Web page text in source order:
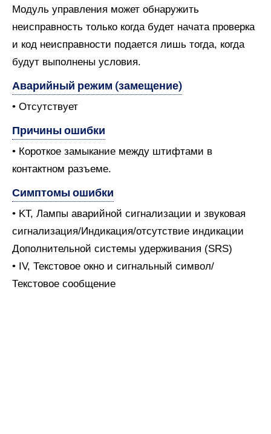
Модуль управления может обнаружить
неисправность только когда будет начата проверка
и код неисправности подается лишь тогда, когда
будут выполнены условия.
Аварийный режим (замещение)
• Отсутствует
Причины ошибки
• Короткое замыкание между штифтами в
контактном разъеме.
Симптомы ошибки
• KT, Лампы аварийной сигнализации и звуковая
сигнализация/Индикация/отсутствие индикации
Дополнительной системы удерживания (SRS)
• IV, Текстовое окно и сигнальный символ/
Текстовое сообщение